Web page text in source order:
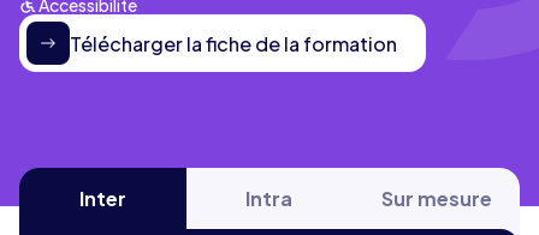
Accessibilité
Télécharger la fiche de la formation
Inter Intra Sur mesure